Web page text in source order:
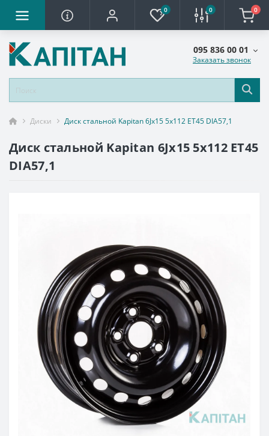
0 0 0
095 836 00 01
Заказать звонок
Диски Диск стальной Kapitan 6Jx15 5x112 ET45 DIA57,1
Диск стальной Kapitan 6Jx15 5x112 ET45
DIA57,1